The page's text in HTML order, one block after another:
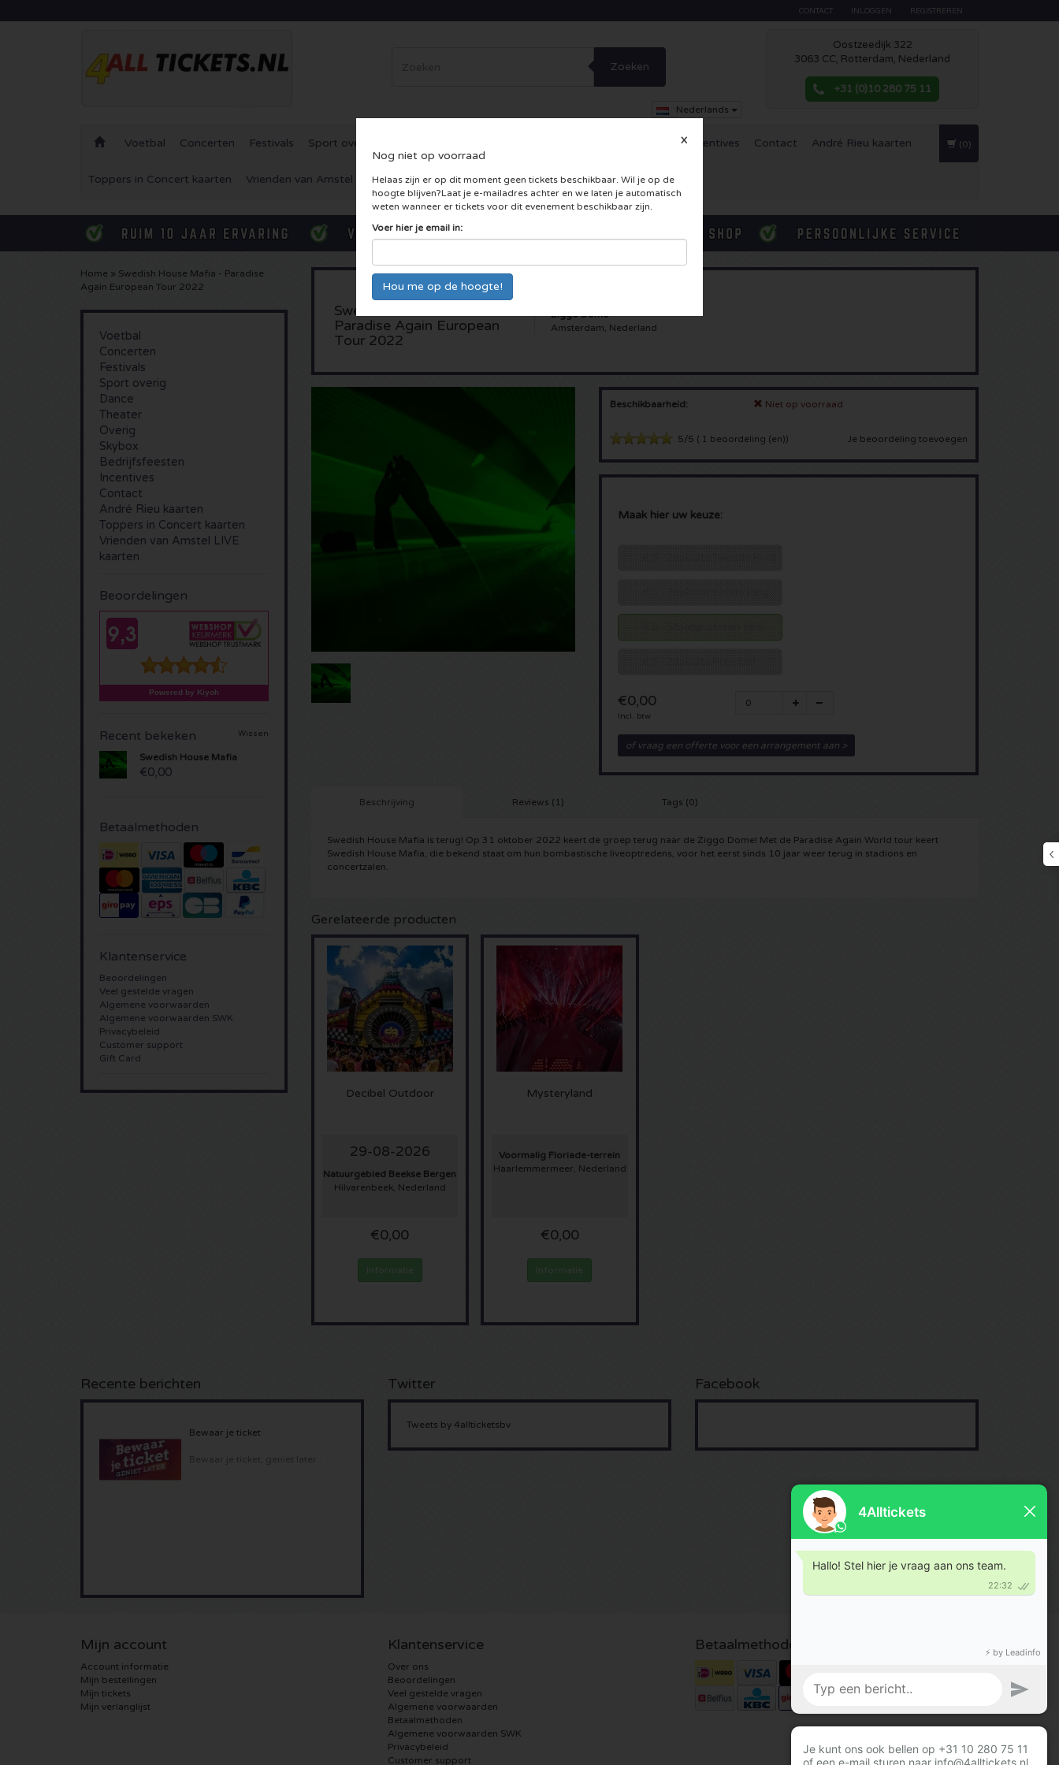
CONTACT INLOGGEN REGISTREREN
Zoeken
Nederlands
Oostzeedijk 322
3063 CC, Rotterdam, Nederland
+31 (0)10 280 75 11
Voetbal Concerten Festivals Sport overig Incentives Contact André Rieu kaarten
Toppers in Concert kaarten Vrienden van Amstel LIVE kaarten
(0)
Nog niet op voorraad
X
Helaas zijn er op dit moment geen tickets beschikbaar. Wil je op de
hoogte blijven?Laat je e-mailadres achter en we laten je automatisch
weten wanneer er tickets voor dit evenement beschikbaar zijn.
Voer hier je email in:
Home » Swedish House Mafia - Paradise
Again European Tour 2022
Voetbal
Concerten
Festivals
Sport overig
Dance
Theater
Overig
Skybox
Bedrijfsfeesten
Incentives
Contact
André Rieu kaarten
Toppers in Concert kaarten
Vrienden van Amstel LIVE
kaarten
Beoordelingen
Recent bekeken Wissen
Swedish House Mafia
€0,00
Betaalmethoden
Klantenservice
Beoordelingen
Veel gestelde vragen
Algemene voorwaarden
Algemene voorwaarden SWK
Privacybeleid
Customer support
Gift Card
Swedish House Mafia -
Paradise Again European
Tour 2022
Ziggo Dome
Amsterdam, Nederland
Beschikbaarheid: Niet op voorraad
5/5 ( 1 beoordeling (en)) Je beoordeling toevoegen
Maak hier uw keuze:
€0,00
Incl. btw
of vraag een offerte voor een arrangement aan >
Beschrijving Reviews (1) Tags (0)
Swedish House Mafia is terug! Op 31 oktober 2022 keert de groep terug naar de Ziggo Dome! Met de Paradise Again World tour keert
Swedish House Mafia, die bekend staat om hun bombastische liveoptredens, voor het eerst sinds 10 jaar weer terug in stadions en
concertzalen.
Gerelateerde producten
Decibel Outdoor
29-08-2026
Natuurgebied Beekse Bergen
Hilvarenbeek, Nederland
€0,00
Informatie
Mysteryland
Voormalig Floriade-terrein
Haarlemmermeer, Nederland
€0,00
Informatie
Recente berichten
Bewaar je ticket
Twitter
Tweets by 4allticketsbv
Facebook
Mijn account
Account informatie
Mijn bestellingen
Mijn tickets
Mijn verlanglijst
Klantenservice
Over ons
Beoordelingen
Veel gestelde vragen
Algemene voorwaarden
Betaalmethoden
Algemene voorwaarden SWK
Privacybeleid
Customer support
Betaalmethoden